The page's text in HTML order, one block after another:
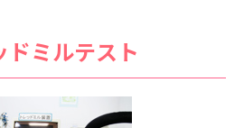
ドミルテスト